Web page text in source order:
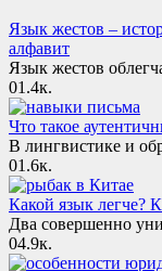
Язык жестов –
алфавит
Язык жестов
01.4к.
Что такое
В лингвистике и
01.6к.
Какой язык легче?
Два совершенно
04.9к.